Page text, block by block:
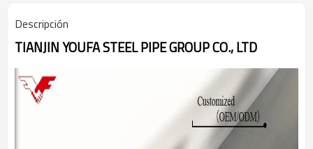
Descripción
TIANJIN YOUFA STEEL PIPE GROUP CO., LTD